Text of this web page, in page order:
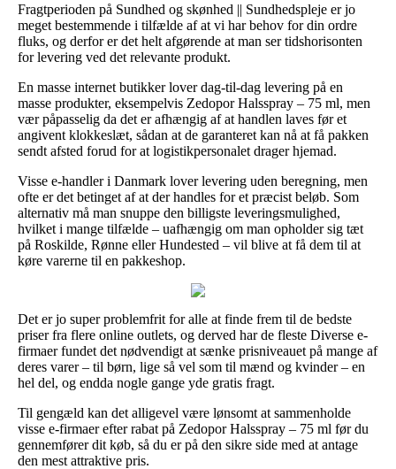
Fragtperioden på Sundhed og skønhed || Sundhedspleje er jo
meget bestemmende i tilfælde af at vi har behov for din ordre
fluks, og derfor er det helt afgørende at man ser tidshorisonten
for levering ved det relevante produkt.
En masse internet butikker lover dag-til-dag levering på en
masse produkter, eksempelvis Zedopor Halsspray – 75 ml, men
vær påpasselig da det er afhængig af at handlen laves før et
angivent klokkeslæt, sådan at de garanteret kan nå at få pakken
sendt afsted forud for at logistikpersonalet drager hjemad.
Visse e-handler i Danmark lover levering uden beregning, men
ofte er det betinget af at der handles for et præcist beløb. Som
alternativ må man snuppe den billigste leveringsmulighed,
hvilket i mange tilfælde – uafhængig om man opholder sig tæt
på Roskilde, Rønne eller Hundested – vil blive at få dem til at
køre varerne til en pakkeshop.
Det er jo super problemfrit for alle at finde frem til de bedste
priser fra flere online outlets, og derved har de fleste Diverse e-
firmaer fundet det nødvendigt at sænke prisniveauet på mange af
deres varer – til børn, lige så vel som til mænd og kvinder – en
hel del, og endda nogle gange yde gratis fragt.
Til gengæld kan det alligevel være lønsomt at sammenholde
visse e-firmaer efter rabat på Zedopor Halsspray – 75 ml før du
gennemfører dit køb, så du er på den sikre side med at antage
den mest attraktive pris.